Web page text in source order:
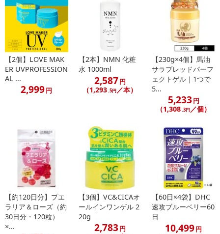
につかないよう気をつけながら塗ってください。
・商品重量：20g
・注意事項：●化粧品がお肌に合わないとき、次のような場合には、
使用を中止してください。そのまま化粧品類の使用を続けますと、
症状を悪化させることがありますので、皮膚専門医等にご相談され
ることをおすすめします。（1）使用中、赤み、はれ、かゆみ、刺激
等の異常が現れた場合（2）使用したお肌に、直射日光があたって、
上記のような異常があらわれた場合●傷やはれもの、しっしん等、異
常のある部位にお使いにならないでください。●目に入った時は、直
ください。●極端に高温又は低温の場所、直射日光のあたる場所には
保管しないでください。●使用後は容器の口もとをきれいにふき、キ
ャップをきちんとしめてください。●容器の口もとに液がついたまま
キャップをしめると、中栓が外れたり、キャップがしまらなくなる
場合があります。●まつ毛以外の場所に塗布しないよう注意してくだ
さい。
注意事項
【2個】LOVE MAK
ER UVPROFESSION
AL ...
2,999円
【2本】NMN 化粧
水 1000ml
2,587円
（1,293.5円／本）
【230g×4個】馬油
サラブレッドパーフ
ェクトゲル｜1つで
5...
5,233円
（1,308.3円／個）
【約120日分】プエ
ラリア＆ローズ（約
30日分・120粒）
×...
【3個】VC&CICAオ
ールインワンゲル 2
20g
2,783円
【60日×4袋】DHC
速攻ブルーベリー60
日
10,499円